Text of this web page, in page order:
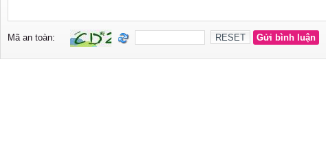
Mã an toàn: